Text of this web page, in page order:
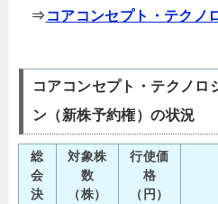
⇒ コアコンセプト・テクノ
コアコンセプト・テクノロ
ン（新株予約権）の状況
総
会
決
対象株
数
（株）
行使価
格
（円）